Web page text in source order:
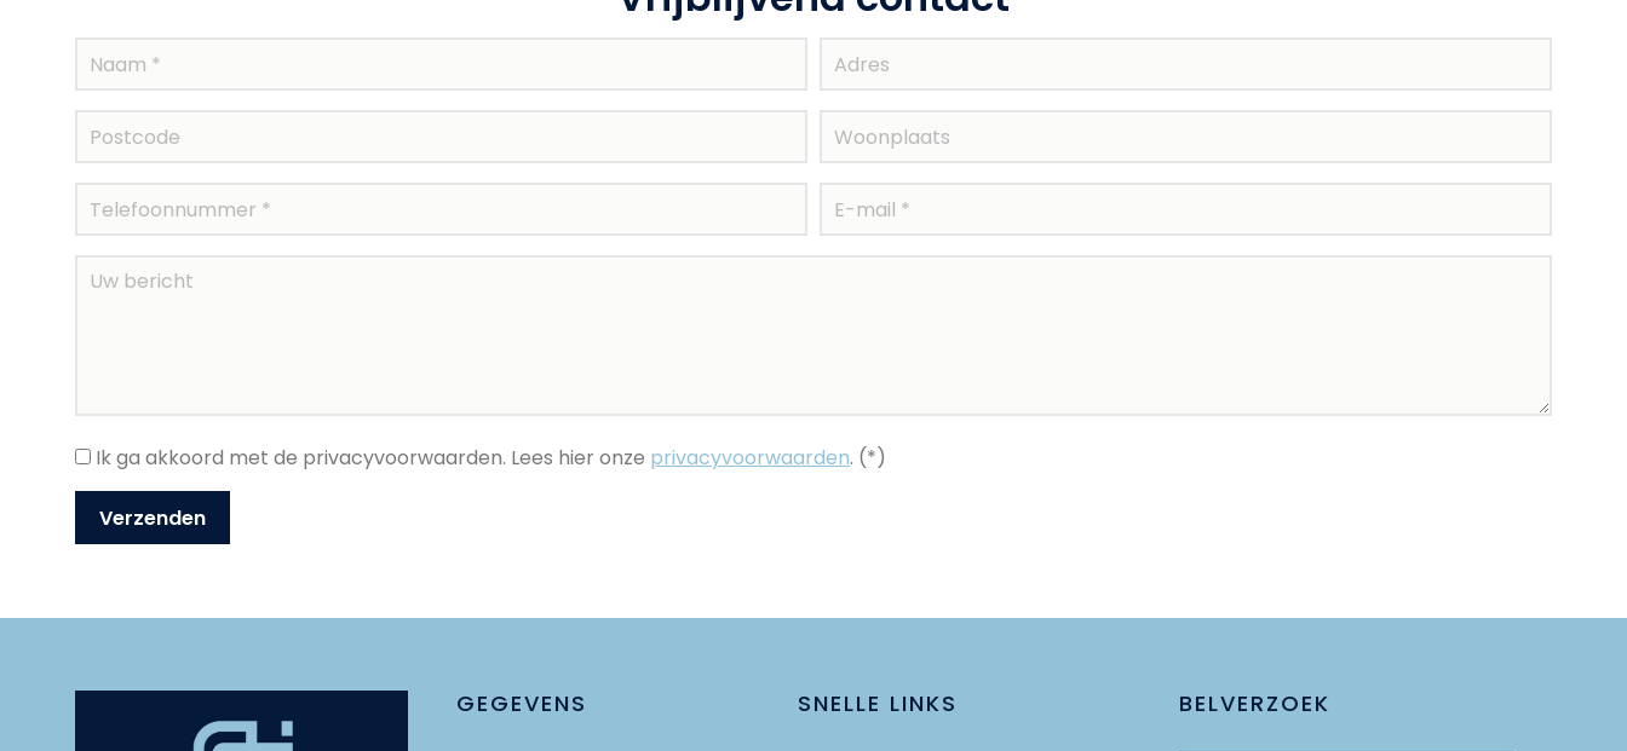
Ik ga akkoord met de privacyvoorwaarden. Lees hier onze privacyvoorwaarden. (*)
GEGEVENS SNELLE LINKS BELVERZOEK